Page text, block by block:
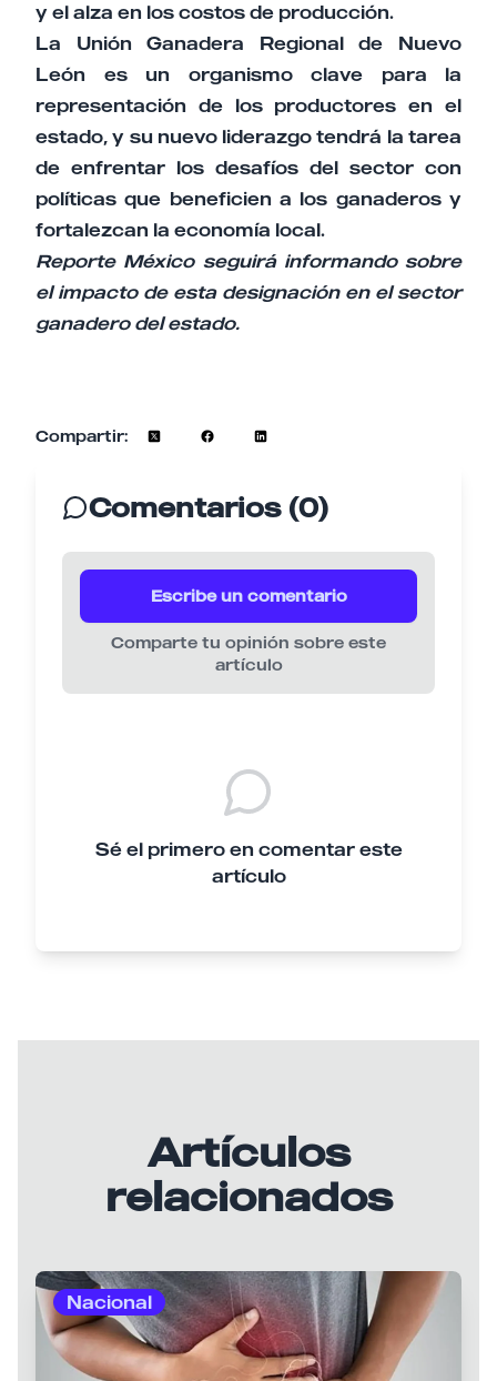
y el alza en los costos de producción.
La Unión Ganadera Regional de Nuevo
León es un organismo clave para la
representación de los productores en el
estado, y su nuevo liderazgo tendrá la tarea
de enfrentar los desafíos del sector con
políticas que beneficien a los ganaderos y
fortalezcan la economía local.
Reporte México seguirá informando sobre
el impacto de esta designación en el sector
ganadero del estado.
Compartir:
Comentarios (0)
Escribe un comentario
Comparte tu opinión sobre este
artículo
Sé el primero en comentar este
artículo
Artículos
relacionados
Nacional